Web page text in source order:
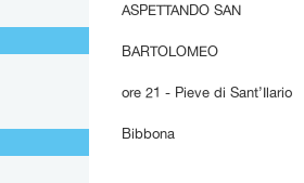
ASPETTANDO SAN
BARTOLOMEO
ore 21 - Pieve di Sant’Ilario
Bibbona